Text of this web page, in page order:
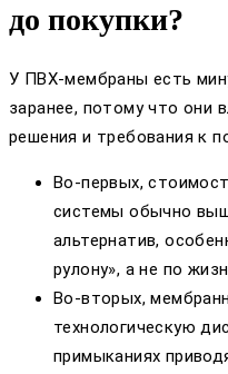
до покупки?
У ПВХ-мембраны есть
заранее, потому что они
решения и требования к
Во‑первых,
системы обычно
альтернатив,
рулону», а не по
Во‑вторых,
технологическую
примыканиях